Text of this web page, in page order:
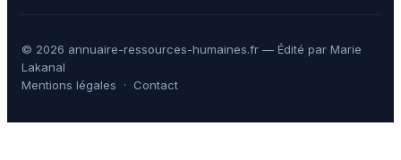
© 2026 annuaire-ressources-humaines.fr — Édité par Marie
Lakanal
Mentions légales · Contact